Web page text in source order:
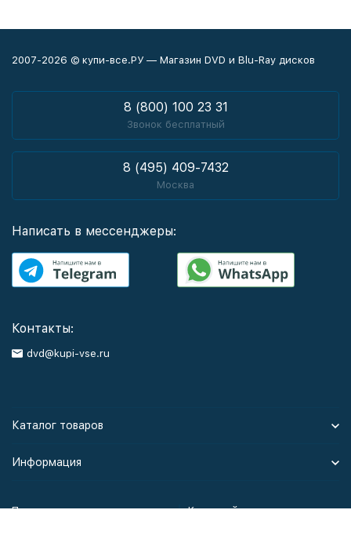
2007-2026 © купи-все.РУ — Магазин DVD и Blu-Ray дисков
8 (800) 100 23 31
Звонок бесплатный
8 (495) 409-7432
Москва
Написать в мессенджеры:
Контакты:
dvd@kupi-vse.ru
Каталог товаров
Информация
Политика персональных данных Карта сайта